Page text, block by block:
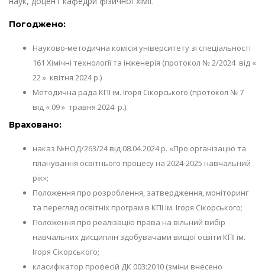
Погоджено:
Науково-методична комісія університету зі спеціальності
161 Хімічні технології та інженерія (протокол № 2/2024 від «
22 » квітня 2024 р.)
Методична рада КПІ ім. Ігоря Сікорського (протокол № 7
від « 09 » травня 2024 р.)
Враховано:
наказ №НОД/263/24 від 08.04.2024 р. «Про організацію та
планування освітнього процесу на 2024-2025 навчальний
рік»;
Положення про розроблення, затвердження, моніторинг
та перегляд освітніх програм в КПІ ім. Ігоря Сікорського;
Положення про реалізацію права на вільний вибір
навчальних дисциплін здобувачами вищої освіти КПІ ім.
Ігоря Сікорського;
класифікатор професій ДК 003:2010 (зміни внесено